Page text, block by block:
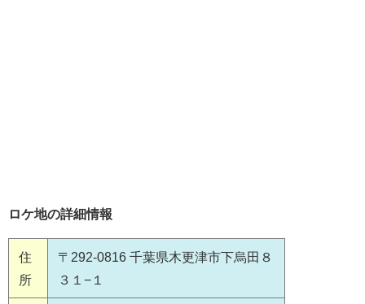
ロケ地の詳細情報
住
所
〒292-0816 千葉県木更津市下烏田８
３１−１